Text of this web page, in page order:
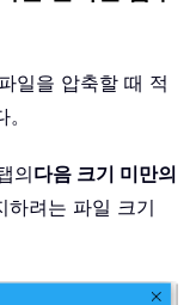
일을 압축할 때 적
의다음 크기 미만의
하려는 파일 크기